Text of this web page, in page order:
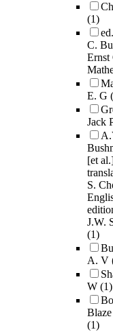
(1)
C.
Ernst
E. G
Jack
[et
S.
J.W.
(1)
A. V
W (1)
(1)